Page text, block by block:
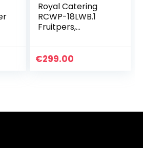
Royal Catering
RCWP-18LWB.1
Fruitpers,
fruitpers, hout, 18 l,
€299.00